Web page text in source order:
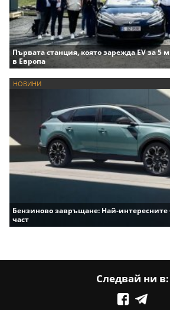
Първата станция, която зарежда EV за 5
в Европа
НОВИНИ
Бензиново завръщане: Най-
част
Следвай ни в: